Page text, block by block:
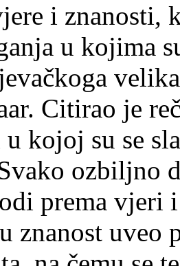
i znanosti,
u kojima
Citirao je
kojoj su se
ozbiljno
prema vjeri
znanost uveo